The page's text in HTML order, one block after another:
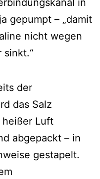
in
gepumpt – „damit
nicht wegen
sinkt.“
der
das Salz
heißer Luft
abgepackt – in
gestapelt.